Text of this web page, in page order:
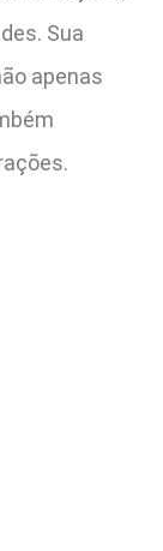
Sua
apenas